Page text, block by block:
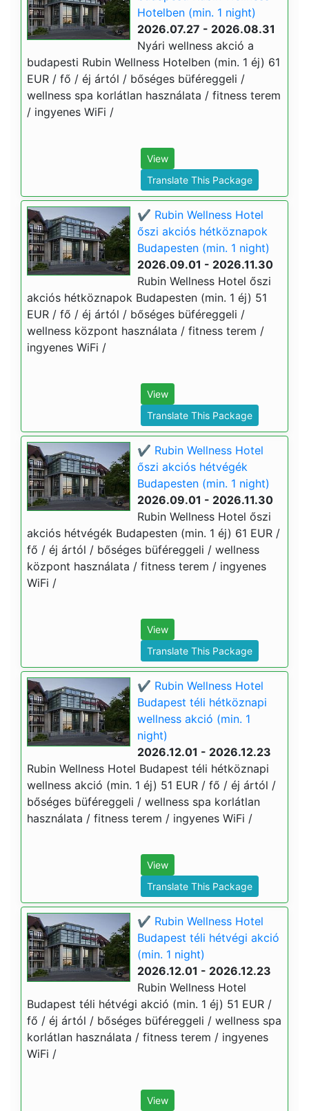
Hotelben (min. 1 night)
2026.07.27 - 2026.08.31
Nyári wellness akció a
budapesti Rubin Wellness Hotelben (min. 1 éj) 61
EUR / fő / éj ártól / bőséges büféreggeli /
wellness spa korlátlan használata / fitness terem
/ ingyenes WiFi /
View
Translate This Package
✔️ Rubin Wellness Hotel
őszi akciós hétköznapok
Budapesten (min. 1 night)
2026.09.01 - 2026.11.30
Rubin Wellness Hotel őszi
akciós hétköznapok Budapesten (min. 1 éj) 51
EUR / fő / éj ártól / bőséges büféreggeli /
wellness központ használata / fitness terem /
ingyenes WiFi /
View
Translate This Package
✔️ Rubin Wellness Hotel
őszi akciós hétvégék
Budapesten (min. 1 night)
2026.09.01 - 2026.11.30
Rubin Wellness Hotel őszi
akciós hétvégék Budapesten (min. 1 éj) 61 EUR /
fő / éj ártól / bőséges büféreggeli / wellness
központ használata / fitness terem / ingyenes
WiFi /
View
Translate This Package
✔️ Rubin Wellness Hotel
Budapest téli hétköznapi
wellness akció (min. 1
night)
2026.12.01 - 2026.12.23
Rubin Wellness Hotel Budapest téli hétköznapi
wellness akció (min. 1 éj) 51 EUR / fő / éj ártól /
bőséges büféreggeli / wellness spa korlátlan
használata / fitness terem / ingyenes WiFi /
View
Translate This Package
✔️ Rubin Wellness Hotel
Budapest téli hétvégi akció
(min. 1 night)
2026.12.01 - 2026.12.23
Rubin Wellness Hotel
Budapest téli hétvégi akció (min. 1 éj) 51 EUR /
fő / éj ártól / bőséges büféreggeli / wellness spa
korlátlan használata / fitness terem / ingyenes
WiFi /
View